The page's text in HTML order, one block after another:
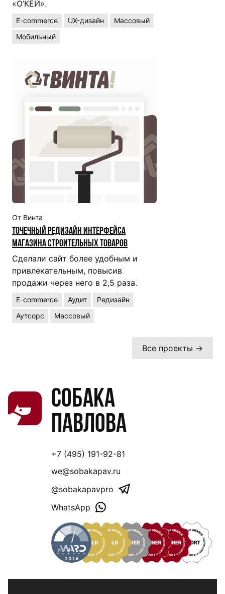
«О’КЕЙ».
E-commerce UX-дизайн
Массовый
Мобильный
От Винта
Точечный редизайн интерфейса
магазина строительных товаров
Сделали сайт более удобным и
привлекательным, повысив
продажи через него в 2,5 раза.
E-commerce Аудит
Редизайн
Аутсорс
Массовый
Все проекты →
Собака
Павлова
+7 (495) 191-92-81
we@sobakapav.ru
@sobakapavpro
WhatsApp